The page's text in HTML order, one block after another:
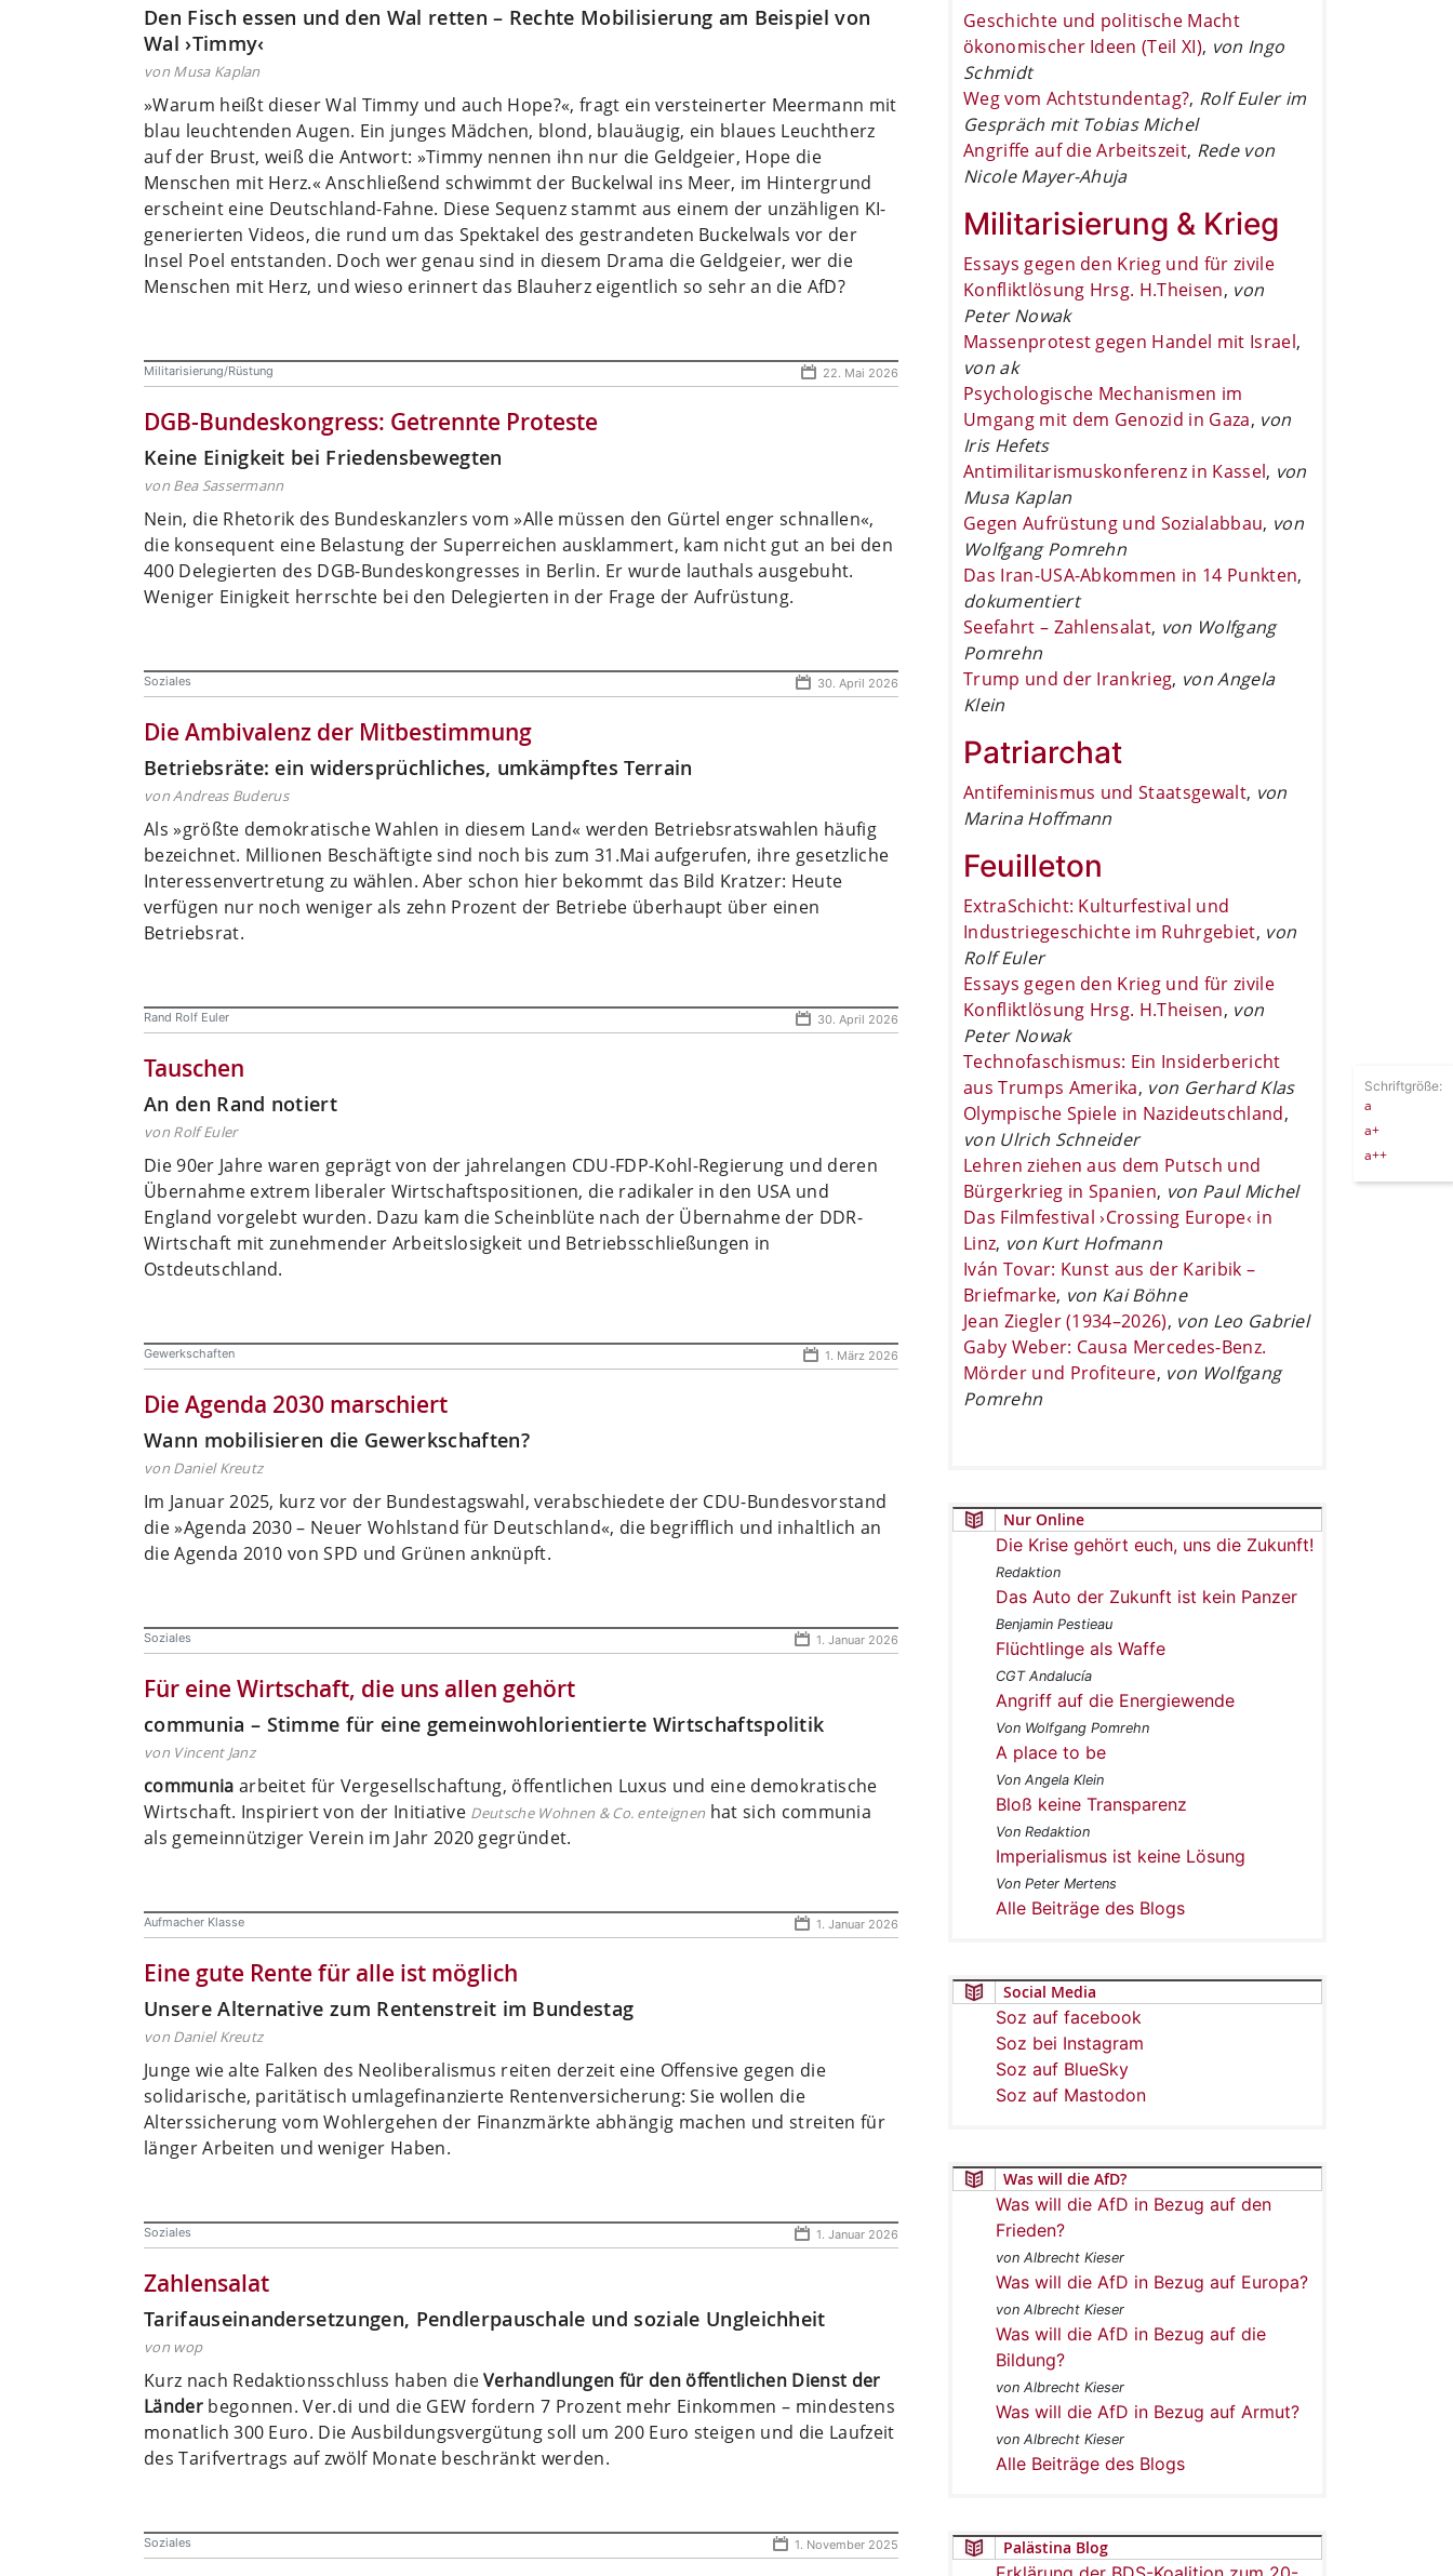
Den Fisch essen und den Wal retten – Rechte Mobilisierung am Beispiel von
Wal ›Timmy‹
von Musa Kaplan
»Warum heißt dieser Wal Timmy und auch Hope?«, fragt ein versteinerter Meermann mit
blau leuchtenden Augen. Ein junges Mädchen, blond, blauäugig, ein blaues Leuchtherz
auf der Brust, weiß die Antwort: »Timmy nennen ihn nur die Geldgeier, Hope die
Menschen mit Herz.« Anschließend schwimmt der Buckelwal ins Meer, im Hintergrund
erscheint eine Deutschland-Fahne. Diese Sequenz stammt aus einem der unzähligen KI-
generierten Videos, die rund um das Spektakel des gestrandeten Buckelwals vor der
Insel Poel entstanden. Doch wer genau sind in diesem Drama die Geldgeier, wer die
Menschen mit Herz, und wieso erinnert das Blauherz eigentlich so sehr an die AfD?
Militarisierung/Rüstung 22. Mai 2026
DGB-Bundeskongress: Getrennte Proteste
Keine Einigkeit bei Friedensbewegten
von Bea Sassermann
Nein, die Rhetorik des Bundeskanzlers vom »Alle müssen den Gürtel enger schnallen«,
die konsequent eine Belastung der Superreichen ausklammert, kam nicht gut an bei den
400 Delegierten des DGB-Bundeskongresses in Berlin. Er wurde lauthals ausgebuht.
Weniger Einigkeit herrschte bei den Delegierten in der Frage der Aufrüstung.
Soziales 30. April 2026
Die Ambivalenz der Mitbestimmung
Betriebsräte: ein widersprüchliches, umkämpftes Terrain
von Andreas Buderus
Als »größte demokratische Wahlen in diesem Land« werden Betriebsratswahlen häufig
bezeichnet. Millionen Beschäftigte sind noch bis zum 31.Mai aufgerufen, ihre gesetzliche
Interessenvertretung zu wählen. Aber schon hier bekommt das Bild Kratzer: Heute
verfügen nur noch weniger als zehn Prozent der Betriebe überhaupt über einen
Betriebsrat.
Rand Rolf Euler 30. April 2026
Tauschen
An den Rand notiert
von Rolf Euler
Die 90er Jahre waren geprägt von der jahrelangen CDU-FDP-Kohl-Regierung und deren
Übernahme extrem liberaler Wirtschaftspositionen, die radikaler in den USA und
England vorgelebt wurden. Dazu kam die Scheinblüte nach der Übernahme der DDR-
Wirtschaft mit zunehmender Arbeitslosigkeit und Betriebsschließungen in
Ostdeutschland.
Gewerkschaften 1. März 2026
Die Agenda 2030 marschiert
Wann mobilisieren die Gewerkschaften?
von Daniel Kreutz
Im Januar 2025, kurz vor der Bundestagswahl, verabschiedete der CDU-Bundesvorstand
die »Agenda 2030 – Neuer Wohlstand für Deutschland«, die begrifflich und inhaltlich an
die Agenda 2010 von SPD und Grünen anknüpft.
Soziales 1. Januar 2026
Für eine Wirtschaft, die uns allen gehört
communia – Stimme für eine gemeinwohlorientierte Wirtschaftspolitik
von Vincent Janz
communia arbeitet für Vergesellschaftung, öffentlichen Luxus und eine demokratische
Wirtschaft. Inspiriert von der Initiative Deutsche Wohnen & Co. enteignen hat sich communia
als gemeinnütziger Verein im Jahr 2020 gegründet.
Aufmacher Klasse 1. Januar 2026
Eine gute Rente für alle ist möglich
Unsere Alternative zum Rentenstreit im Bundestag
von Daniel Kreutz
Junge wie alte Falken des Neoliberalismus reiten derzeit eine Offensive gegen die
solidarische, paritätisch umlagefinanzierte Rentenversicherung: Sie wollen die
Alterssicherung vom Wohlergehen der Finanzmärkte abhängig machen und streiten für
länger Arbeiten und weniger Haben.
Soziales 1. Januar 2026
Zahlensalat
Tarifauseinandersetzungen, Pendlerpauschale und soziale Ungleichheit
von wop
Kurz nach Redaktionsschluss haben dieVerhandlungen für den öffentlichen Dienst der
Länderbegonnen. Ver.di und die GEW fordern 7 Prozent mehr Einkommen – mindestens
monatlich 300 Euro. Die Ausbildungsvergütung soll um 200 Euro steigen und die Laufzeit
des Tarifvertrags auf zwölf Monate beschränkt werden.
Soziales 1. November 2025
Geschichte und politische Macht
ökonomischer Ideen (Teil XI), von Ingo
Schmidt
Weg vom Achtstundentag?, Rolf Euler im
Gespräch mit Tobias Michel
Angriffe auf die Arbeitszeit, Rede von
Nicole Mayer-Ahuja
Militarisierung & Krieg
Essays gegen den Krieg und für zivile
Konfliktlösung Hrsg. H.Theisen, von
Peter Nowak
Massenprotest gegen Handel mit Israel,
von ak
Psychologische Mechanismen im
Umgang mit dem Genozid in Gaza, von
Iris Hefets
Antimilitarismuskonferenz in Kassel, von
Musa Kaplan
Gegen Aufrüstung und Sozialabbau, von
Wolfgang Pomrehn
Das Iran-USA-Abkommen in 14 Punkten,
dokumentiert
Seefahrt – Zahlensalat, von Wolfgang
Pomrehn
Trump und der Irankrieg, von Angela
Klein
Patriarchat
Antifeminismus und Staatsgewalt, von
Marina Hoffmann
Feuilleton
ExtraSchicht: Kulturfestival und
Industriegeschichte im Ruhrgebiet, von
Rolf Euler
Essays gegen den Krieg und für zivile
Konfliktlösung Hrsg. H.Theisen, von
Peter Nowak
Technofaschismus: Ein Insiderbericht
aus Trumps Amerika, von Gerhard Klas
Olympische Spiele in Nazideutschland,
von Ulrich Schneider
Lehren ziehen aus dem Putsch und
Bürgerkrieg in Spanien, von Paul Michel
Das Filmfestival ›Crossing Europe‹ in
Linz, von Kurt Hofmann
Iván Tovar: Kunst aus der Karibik –
Briefmarke, von Kai Böhne
Jean Ziegler (1934–2026), von Leo Gabriel
Gaby Weber: Causa Mercedes-Benz.
Mörder und Profiteure, von Wolfgang
Pomrehn
Nur Online
Die Krise gehört euch, uns die Zukunft!
Redaktion
Das Auto der Zukunft ist kein Panzer
Benjamin Pestieau
Flüchtlinge als Waffe
CGT Andalucía
Angriff auf die Energiewende
Von Wolfgang Pomrehn
A place to be
Von Angela Klein
Bloß keine Transparenz
Von Redaktion
Imperialismus ist keine Lösung
Von Peter Mertens
Alle Beiträge des Blogs
Social Media
Soz auf facebook
Soz bei Instagram
Soz auf BlueSky
Soz auf Mastodon
Was will die AfD?
Was will die AfD in Bezug auf den
Frieden?
von Albrecht Kieser
Was will die AfD in Bezug auf Europa?
von Albrecht Kieser
Was will die AfD in Bezug auf die
Bildung?
von Albrecht Kieser
Was will die AfD in Bezug auf Armut?
von Albrecht Kieser
Alle Beiträge des Blogs
Palästina Blog
Schriftgröße:
a
a+
a++